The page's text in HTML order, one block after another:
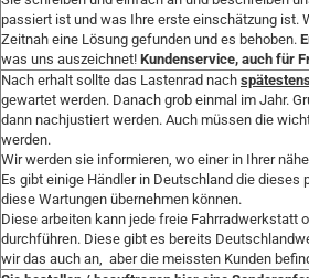
passiert ist und was Ihre erste einschätzung ist.
Zeitnah eine Lösung gefunden und es behoben.
was uns auszeichnet! Kundenservice, auch für
Nach erhalt sollte das Lastenrad nach
gewartet werden. Danach grob einmal im Jahr.
dann nachjustiert werden. Auch müssen die
werden.
Wir werden sie informieren, wo einer in Ihrer
Es gibt einige Händler in Deutschland die dieses
diese Wartungen übernehmen können.
Diese arbeiten kann jede freie Fahrradwerkstatt
durchführen. Diese gibt es bereits
wir das auch an, aber die meissten Kunden